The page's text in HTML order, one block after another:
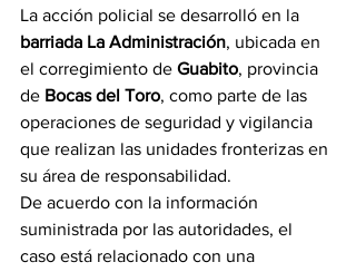
La acción policial se desarrolló en la
barriada La Administración, ubicada en
el corregimiento de Guabito, provincia
de Bocas del Toro, como parte de las
operaciones de seguridad y vigilancia
que realizan las unidades fronterizas en
su área de responsabilidad.
De acuerdo con la información
suministrada por las autoridades, el
caso está relacionado con una